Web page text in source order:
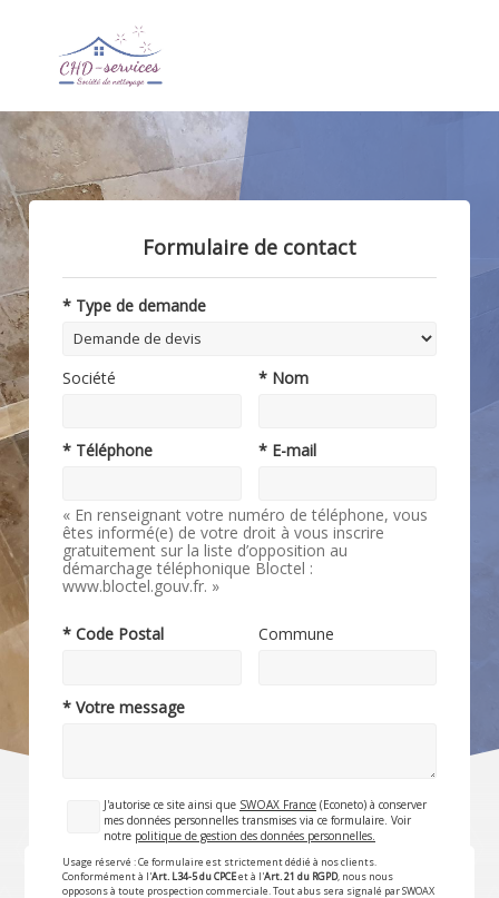
Formulaire de contact
* Type de demande
Société * Nom
* Téléphone * E-mail
« En renseignant votre numéro de téléphone, vous
êtes informé(e) de votre droit à vous inscrire
gratuitement sur la liste d’opposition au
démarchage téléphonique Bloctel :
www.bloctel.gouv.fr. »
* Code Postal Commune
* Votre message
J'autorise ce site ainsi que SWOAX France (Econeto) à conserver
mes données personnelles transmises via ce formulaire. Voir
notre politique de gestion des données personnelles.
Usage réservé : Ce formulaire est strictement dédié à nos clients.
Conformément à l'Art. L34-5 du CPCEet à l'Art. 21 du RGPD, nous nous
opposons à toute prospection commerciale. Tout abus sera signalé par SWOAX